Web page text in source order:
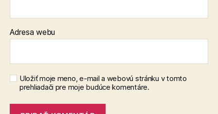
Adresa webu
Uložiť moje meno, e-mail a webovú stránku v tomto
prehliadači pre moje budúce komentáre.